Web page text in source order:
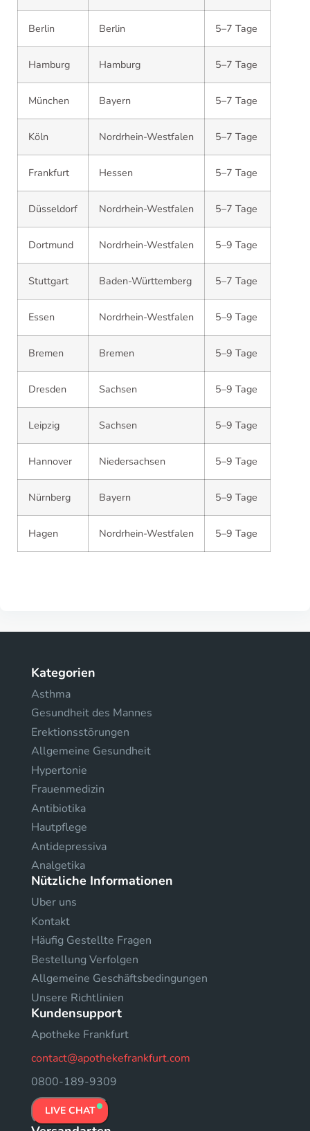
Berlin Berlin 5–7 Tage
Hamburg Hamburg 5–7 Tage
München Bayern 5–7 Tage
Köln Nordrhein-Westfalen 5–7 Tage
Frankfurt Hessen 5–7 Tage
Düsseldorf Nordrhein-Westfalen 5–7 Tage
Dortmund Nordrhein-Westfalen 5–9 Tage
Stuttgart Baden-Württemberg 5–7 Tage
Essen Nordrhein-Westfalen 5–9 Tage
Bremen Bremen 5–9 Tage
Dresden Sachsen 5–9 Tage
Leipzig Sachsen 5–9 Tage
Hannover Niedersachsen 5–9 Tage
Nürnberg Bayern 5–9 Tage
Hagen Nordrhein-Westfalen 5–9 Tage
Kategorien
Asthma
Gesundheit des Mannes
Erektionsstörungen
Allgemeine Gesundheit
Hypertonie
Frauenmedizin
Antibiotika
Hautpflege
Antidepressiva
Analgetika
Nützliche Informationen
Uber uns
Kontakt
Häufig Gestellte Fragen
Bestellung Verfolgen
Allgemeine Geschäftsbedingungen
Unsere Richtlinien
Kundensupport
Apotheke Frankfurt
contact@apothekefrankfurt.com
0800-189-9309
LIVE CHAT